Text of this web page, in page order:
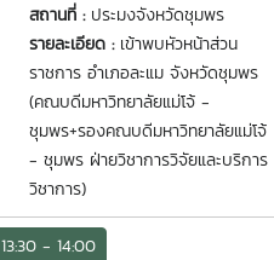
สถานที่ : ประมงจังหวัดชุมพร
รายละเอียด : เข้าพบหัวหน้าส่วน
ราชการ อำเภอละแม จังหวัดชุมพร
(คณบดีมหาวิทยาลัยแม่โจ้ -
ชุมพร+รองคณบดีมหาวิทยาลัยแม่โจ้
- ชุมพร ฝ่ายวิชาการวิจัยและบริการ
วิชาการ)
13:30 - 14:00